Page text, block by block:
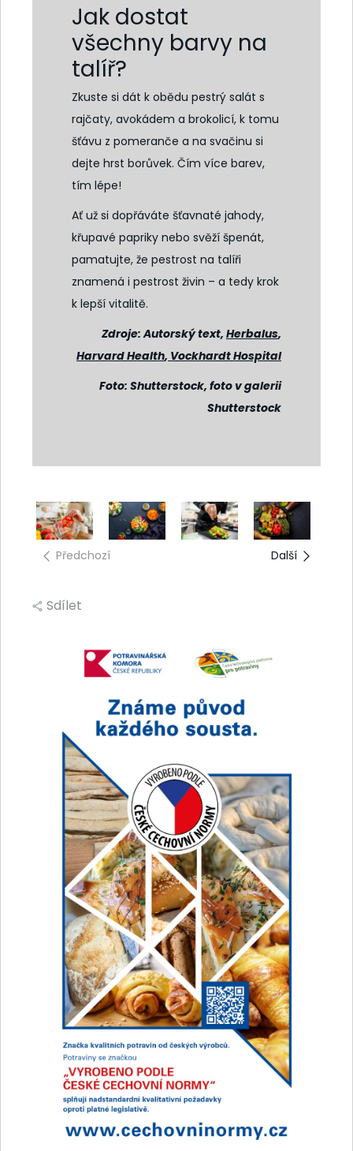
Jak dostat
všechny barvy na
talíř?
Zkuste si dát k obědu pestrý salát s
rajčaty, avokádem a brokolicí, k tomu
šťávu z pomeranče a na svačinu si
dejte hrst borůvek. Čím více barev,
tím lépe!
Ať už si dopřáváte šťavnaté jahody,
křupavé papriky nebo svěží špenát,
pamatujte, že pestrost na talíři
znamená i pestrost živin – a tedy krok
k lepší vitalitě.
Zdroje: Autorský text, Herbalus,
Harvard Health, Vockhardt Hospital
Foto: Shutterstock, foto v galerii
Shutterstock
Předchozí Další
Sdílet